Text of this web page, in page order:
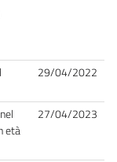
29/04/2022
età
27/04/2023